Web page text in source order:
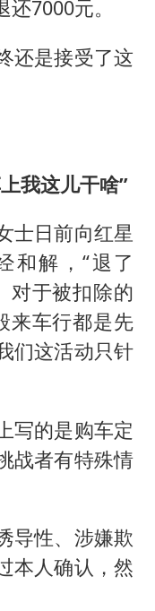
7000元。
还是接受了这
我这儿干啥”
士日前向红星
和解，“退了
对于被扣除的
来车行都是先
们这活动只针
写的是购车定
战者有特殊情
导性、涉嫌欺
本人确认，然